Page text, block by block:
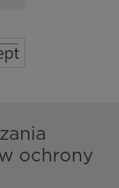
ochrony